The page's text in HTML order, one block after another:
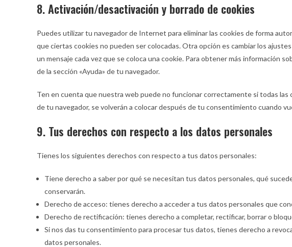
8. Activación/desactivación y borrado de cookies
Puedes utilizar tu navegador de Internet para eliminar las cookies de forma
que ciertas cookies no pueden ser colocadas. Otra opción es cambiar los
un mensaje cada vez que se coloca una cookie. Para obtener más información
de la sección «Ayuda» de tu navegador.
Ten en cuenta que nuestra web puede no funcionar correctamente si todas las
de tu navegador, se volverán a colocar después de tu consentimiento cuando
9. Tus derechos con respecto a los datos personales
Tienes los siguientes derechos con respecto a tus datos personales:
Tiene derecho a saber por qué se necesitan tus datos personales, qué
conservarán.
Derecho de acceso: tienes derecho a acceder a tus datos personales que
Derecho de rectificación: tienes derecho a completar, rectificar, borrar o
Si nos das tu consentimiento para procesar tus datos, tienes derecho a
datos personales.